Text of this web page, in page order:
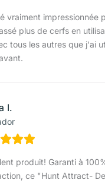
vraiment impressionnée
plus de cerfs en
tous les autres que j'ai
I.
produit! Garanti à
ce "Hunt Attract-